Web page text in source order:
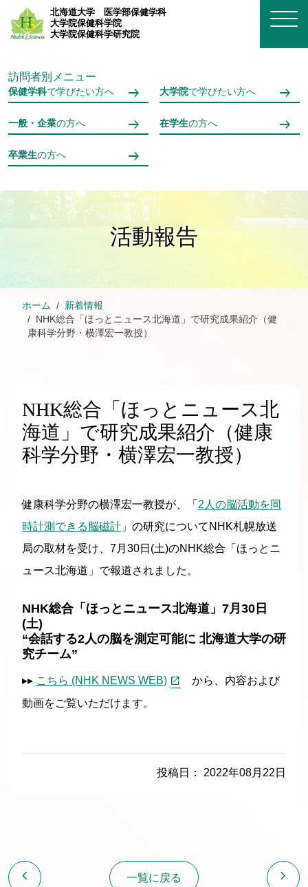
メインコンテンツへスキップ
北海道大学
医学部保健学科
大学院保健科学院
大学院保健科学研究院
訪問者別メニュー
保健学科で学びたい方へ 大学院で学びたい方へ
一般・企業の方へ 在学生の方へ
卒業生の方へ
活動報告
ホーム
新着情報
NHK総合「ほっとニュース北海道」で研究成果紹介（健
康科学分野・横澤宏一教授）
NHK総合「ほっとニュース北
海道」で研究成果紹介（健康
科学分野・横澤宏一教授）
健康科学分野の横澤宏一教授が、「 2人の脳活動を同
時計測できる脳磁計 」の研究についてNHK札幌放送
局の取材を受け、7月30日(土)のNHK総合「ほっとニ
ュース北海道」で報道されました。
NHK総合「ほっとニュース北海道」7月30日
(土)
“会話する2人の脳を測定可能に 北海道大学の研
究チーム”
▸▸ こちら (NHK NEWS WEB)
から、内容および
動画をご覧いただけます。
投稿日： 2022年08月22日
chevron_left 一覧に戻る chevron_right